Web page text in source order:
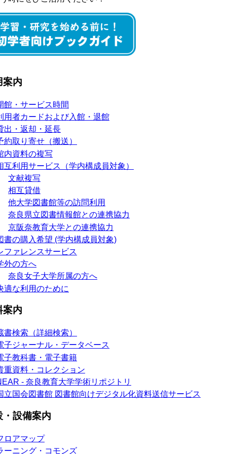
案内
館・サービス時間
用者カードおよび入館・退館
出・返却・延長
約取り寄せ（搬送）
内資料の複写
互利用サービス（学内構成員対象）
文献複写
相互貸借
他大学図書館等の訪問利用
奈良県立図書情報館との連携協力
京阪奈教育大学との連携協力
書の購入希望 (学内構成員対象)
ファレンスサービス
外の方へ
奈良女子大学所属の方へ
適な利用のために
案内
書検索（詳細検索）
子ジャーナル・データベース
子教科書・電子書籍
重資料・コレクション
- 奈良教育大学学術リポジトリ
立国会図書館 図書館向けデジタル化資料送信サービス
・設備案内
ロアマップ
ーニング・コモンズ